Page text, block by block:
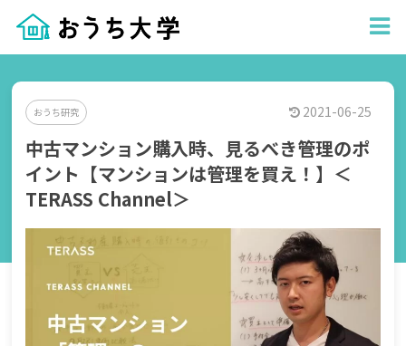
おうち研究 2021-06-25
中古マンション購入時、見るべき管理のポ
イント【マンションは管理を買え！】＜
TERASS Channel＞